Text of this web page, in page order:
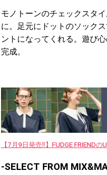
モノトーンのチェックスタ
に。足元にドットのソック
ントになってくれる。遊び
完成。
【7月9日発売‼︎】FUDGE FRIEND
-SELECT FROM